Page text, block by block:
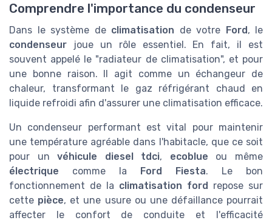
Comprendre l'importance du condenseur
Dans le système de climatisation de votre Ford, le
condenseur joue un rôle essentiel. En fait, il est
souvent appelé le "radiateur de climatisation", et pour
une bonne raison. Il agit comme un échangeur de
chaleur, transformant le gaz réfrigérant chaud en
liquide refroidi afin d'assurer une climatisation efficace.
Un condenseur performant est vital pour maintenir
une température agréable dans l'habitacle, que ce soit
pour unvéhicule diesel tdci, ecoblue ou même
électrique comme la Ford Fiesta. Le bon
fonctionnement de la climatisation ford repose sur
cette pièce, et une usure ou une défaillance pourrait
affecter le confort de conduite et l'efficacité